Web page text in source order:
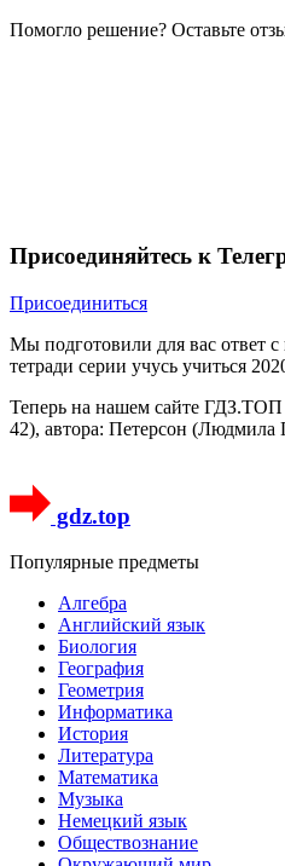
Помогло решение? Оставьте
Присоединяйтесь к
Присоединиться
Мы подготовили для вас ответ
тетради серии учусь учиться
Теперь на нашем сайте ГДЗ.ТОП
42), автора: Петерсон (Людмила
gdz.top
Популярные предметы
Алгебра
Английский язык
Биология
География
Геометрия
Информатика
История
Литература
Математика
Музыка
Немецкий язык
Обществознание